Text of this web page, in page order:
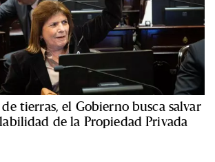
tierras, el Gobierno busca salvar
de la Propiedad Privada